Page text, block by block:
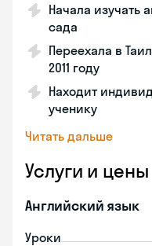
Начала изучать
сада
Переехала в
2011 году
Находит
ученику
Читать дальше
Услуги и цены
Английский язык
Уроки